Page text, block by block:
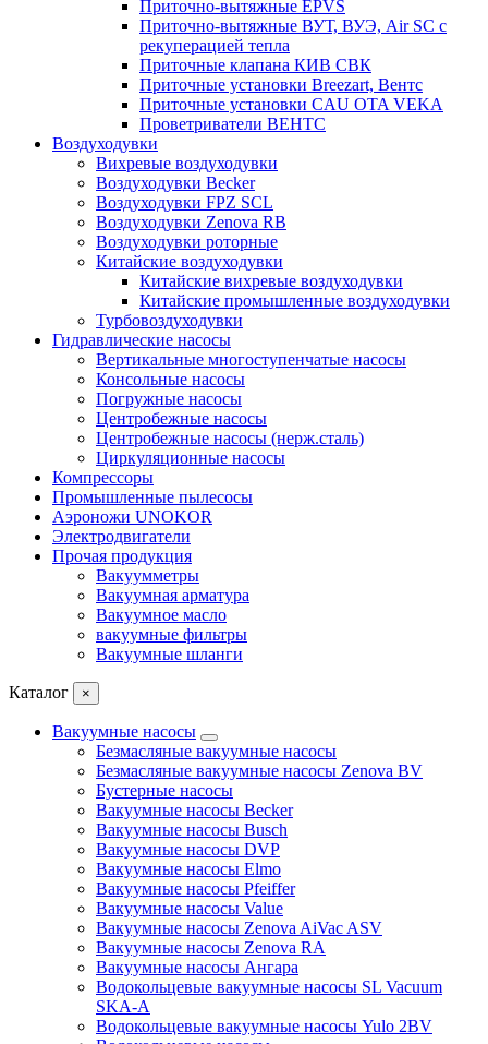
Приточно-вытяжные EPVS
Приточно-вытяжные ВУТ, ВУЭ, Air SC с
рекуперацией тепла
Приточные клапана КИВ СВК
Приточные установки Breezart, Вентс
Приточные установки CAU OTA VEKA
Проветриватели ВЕНТС
Воздуходувки
Вихревые воздуходувки
Воздуходувки Becker
Воздуходувки FPZ SCL
Воздуходувки Zenova RB
Воздуходувки роторные
Китайские воздуходувки
Китайские вихревые воздуходувки
Китайские промышленные воздуходувки
Турбовоздуходувки
Гидравлические насосы
Вертикальные многоступенчатые насосы
Консольные насосы
Погружные насосы
Центробежные насосы
Центробежные насосы (нерж.сталь)
Циркуляционные насосы
Компрессоры
Промышленные пылесосы
Аэроножи UNOKOR
Электродвигатели
Прочая продукция
Вакуумметры
Вакуумная арматура
Вакуумное масло
вакуумные фильтры
Вакуумные шланги
Каталог ×
Вакуумные насосы
Безмасляные вакуумные насосы
Безмасляные вакуумные насосы Zenova BV
Бустерные насосы
Вакуумные насосы Becker
Вакуумные насосы Busch
Вакуумные насосы DVP
Вакуумные насосы Elmo
Вакуумные насосы Pfeiffer
Вакуумные насосы Value
Вакуумные насосы Zenova AiVac ASV
Вакуумные насосы Zenova RA
Вакуумные насосы Ангара
Водокольцевые вакуумные насосы SL Vacuum
SKA-A
Водокольцевые вакуумные насосы Yulo 2BV